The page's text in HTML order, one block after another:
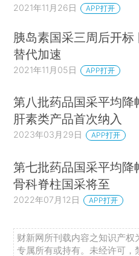
2021年11月26日 APP打开
胰岛素国采三周后开标
替代加速
2021年11月05日 APP打开
第八批药品国采平均降
肝素类产品首次纳入
2023年03月29日 APP打开
第七批药品国采平均降
骨科脊柱国采将至
2022年07月12日 APP打开
财新网所刊载内容之知识产权
专属所有或持有。未经许可，